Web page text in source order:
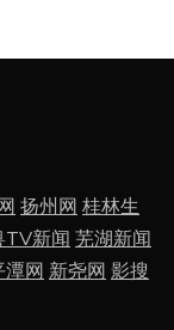
扬州网 桂林生
TV新闻 芜湖新闻
潭网 新尧网 影搜